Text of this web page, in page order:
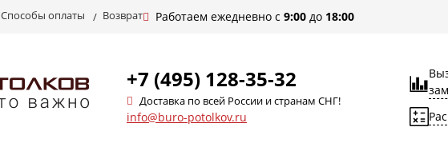
Работаем ежедневно с 9:00 до 18:00
Способы оплаты Возврат
+7 (495) 128-35-32
Доставка по всей России и странам СНГ!
info@buro-potolkov.ru